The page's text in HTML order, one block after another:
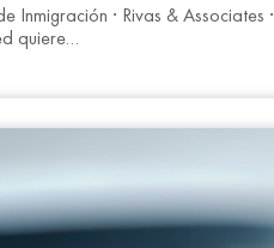
Inmigración · Rivas &
quiere…